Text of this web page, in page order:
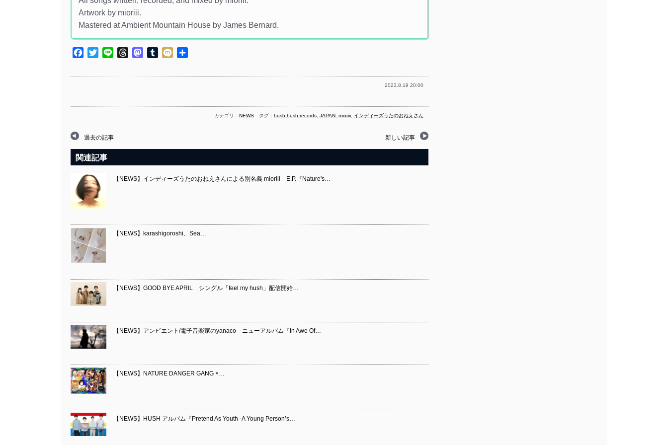
Artwork by mioriii.
Mastered at Ambient Mountain House by James Bernard.
Facebook
TwitterLine ThreadsMastodon
TumblrMixi
2023.8.19 20:00
カテゴリ： NEWS タグ： hush hush records, JAPAN, mioriii, インディーズうたのおねえさん
過去の記事 新しい記事
関連記事
【NEWS】インディーズうたのおねえさんによる別名義 mioriii E.P.『Nature's…
【NEWS】karashigoroshi、Sea…
【NEWS】GOOD BYE APRIL シングル「feel my hush」配信開始…
【NEWS】アンビエント/電子音楽家のyanaco ニューアルバム『In Awe Of…
【NEWS】NATURE DANGER GANG ×…
【NEWS】HUSH アルバム『Pretend As Youth -A Young Person’s…